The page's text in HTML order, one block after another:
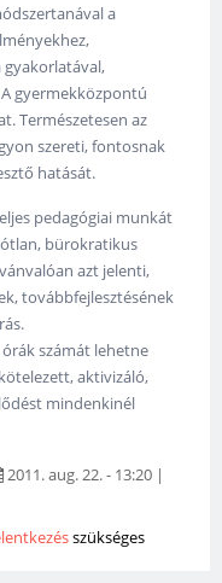
a
gyermekközpontú
Természetesen az
szereti, fontosnak
hatását.
pedagógiai munkát
bürokratikus
azt jelenti,
továbbfejlesztésének
számát lehetne
aktivizáló,
mindenkinél
2011. aug. 22. - 13:20 |
szükséges